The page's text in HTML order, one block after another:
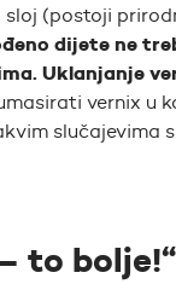
(postoji
dijete ne
Uklanjanje
vernix u
slučajevima
to bolje!“